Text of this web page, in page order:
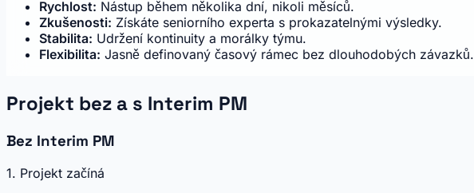
Rychlost: Nástup během několika dní, nikoli měsíců.
Zkušenosti: Získáte seniorního experta s prokazatelnými výsledky.
Stabilita: Udržení kontinuity a morálky týmu.
Flexibilita: Jasně definovaný časový rámec bez dlouhodobých závazků.
Projekt bez a s Interim PM
Bez Interim PM
1. Projekt začíná